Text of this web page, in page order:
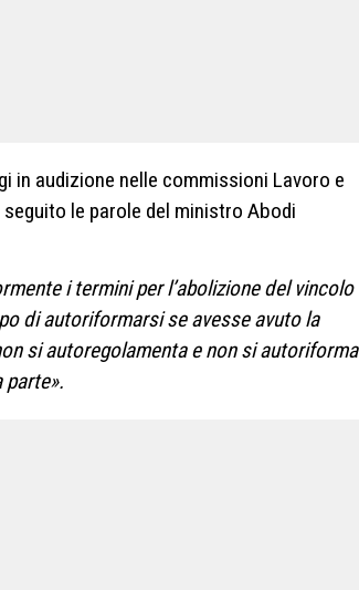
in audizione nelle commissioni Lavoro e
le parole del ministro Abodi
i termini per l’abolizione del vincolo
di autoriformarsi se avesse avuto la
si autoregolamenta e non si autoriforma